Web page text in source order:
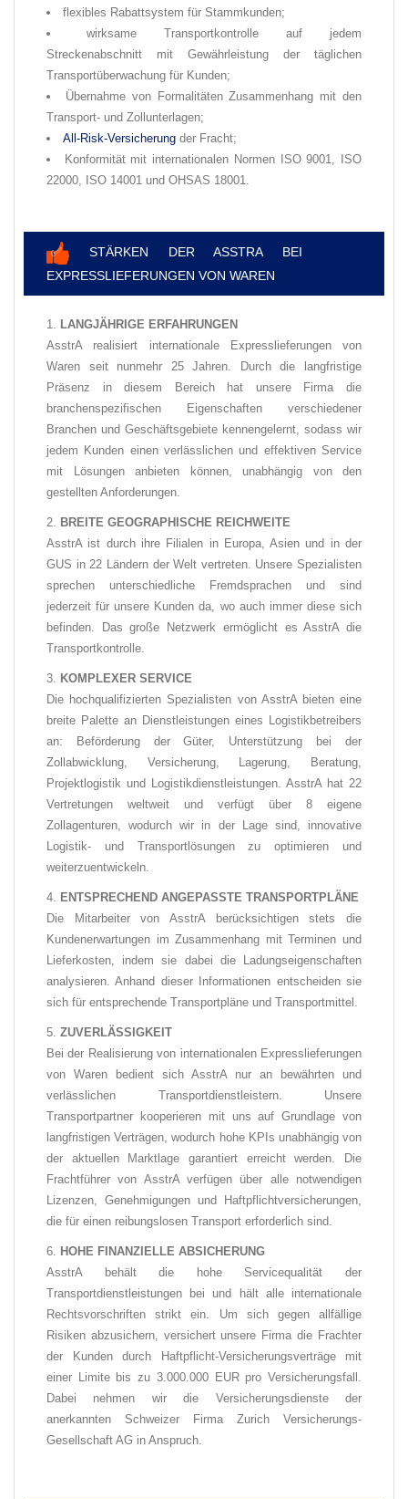
flexibles Rabattsystem für Stammkunden;
wirksame Transportkontrolle auf jedem
Streckenabschnitt mit Gewährleistung der täglichen
Transportüberwachung für Kunden;
Übernahme von Formalitäten Zusammenhang mit den
Transport- und Zollunterlagen;
All-Risk-Versicherung der Fracht;
Konformität mit internationalen Normen ISO 9001, ISO
22000, ISO 14001 und OHSAS 18001.
✅
STÄRKEN DER ASSTRA BEI
EXPRESSLIEFERUNGEN VON WAREN
LANGJÄHRIGE ERFAHRUNGEN
AsstrA realisiert internationale Expresslieferungen von
Waren seit nunmehr 25 Jahren. Durch die langfristige
Präsenz in diesem Bereich hat unsere Firma die
branchenspezifischen Eigenschaften verschiedener
Branchen und Geschäftsgebiete kennengelernt, sodass wir
jedem Kunden einen verlässlichen und effektiven Service
mit Lösungen anbieten können, unabhängig von den
gestellten Anforderungen.
BREITE GEOGRAPHISCHE REICHWEITE
AsstrA ist durch ihre Filialen in Europa, Asien und in der
GUS in 22 Ländern der Welt vertreten. Unsere Spezialisten
sprechen unterschiedliche Fremdsprachen und sind
jederzeit für unsere Kunden da, wo auch immer diese sich
befinden. Das große Netzwerk ermöglicht es AsstrAdie
Transportkontrolle.
KOMPLEXER SERVICE
Die hochqualifizierten Spezialisten von AsstrA bieten eine
breite Palette an Dienstleistungen eines Logistikbetreibers
an: Beförderung der Güter, Unterstützung bei der
Zollabwicklung, Versicherung, Lagerung, Beratung,
Projektlogistik und Logistikdienstleistungen. AsstrA hat 22
Vertretungen weltweit und verfügt über 8 eigene
Zollagenturen, wodurch wir in der Lage sind, innovative
Logistik- und Transportlösungen zu optimieren und
weiterzuentwickeln.
ENTSPRECHEND ANGEPASSTE TRANSPORTPLÄNE
Die Mitarbeiter von AsstrA berücksichtigen stets die
Kundenerwartungen im Zusammenhang mit Terminen und
Lieferkosten, indem sie dabei die Ladungseigenschaften
analysieren. Anhand dieser Informationen entscheiden sie
sich für entsprechende Transportpläne und Transportmittel.
ZUVERLÄSSIGKEIT
Bei der Realisierung von internationalen Expresslieferungen
von Waren bedient sich AsstrA nur an bewährten und
verlässlichen Transportdienstleistern. Unsere
Transportpartner kooperieren mit uns auf Grundlage von
langfristigen Verträgen, wodurch hohe KPIs unabhängig von
der aktuellen Marktlage garantiert erreicht werden. Die
Frachtführer von AsstrA verfügen über alle notwendigen
Lizenzen, Genehmigungen und Haftpflichtversicherungen,
die für einen reibungslosen Transport erforderlich sind.
HOHE FINANZIELLE ABSICHERUNG
AsstrA behält die hohe Servicequalität der
Transportdienstleistungen bei und hält alle internationale
Rechtsvorschriften strikt ein. Um sich gegen allfällige
Risiken abzusichern, versichert unsere Firma die Frachter
der Kunden durch Haftpflicht-Versicherungsverträge mit
einer Limite bis zu 3.000.000 EUR pro Versicherungsfall.
Dabei nehmen wir die Versicherungsdienste der
anerkannten Schweizer Firma Zurich Versicherungs-
Gesellschaft AG in Anspruch.